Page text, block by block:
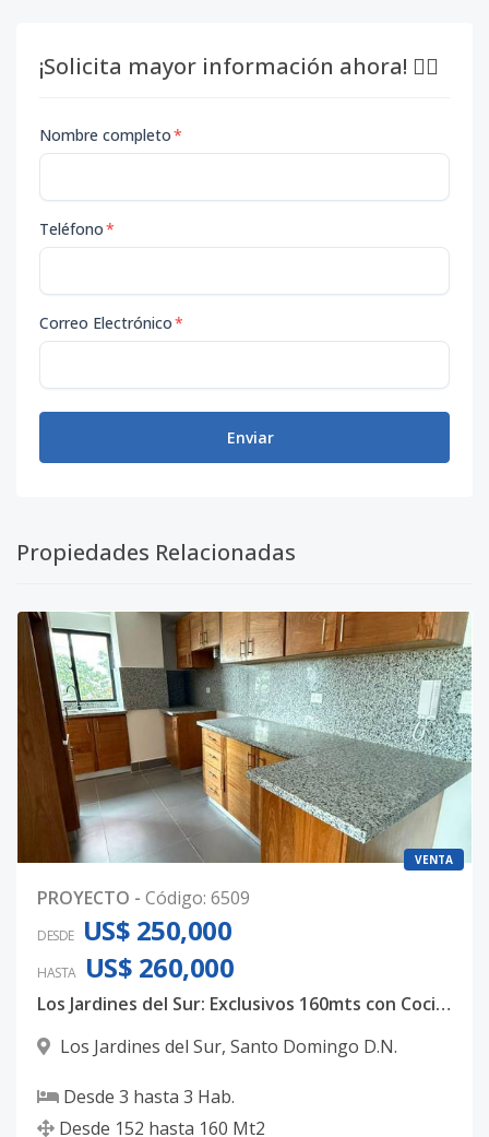
¡Solicita mayor información ahora! 👇🏽
Nombre completo*
Teléfono*
Correo Electrónico*
Enviar
Propiedades Relacionadas
VENTA
PROYECTO - Código: 6509
DESDE US$ 250,000
HASTA US$ 260,000
Los Jardines del Sur: Exclusivos 160mts con Cocina de Madera Preciosa y Confort Total
Los Jardines del Sur, Santo Domingo D.N.
Desde 3 hasta 3 Hab.
Desde 152 hasta 160 Mt2